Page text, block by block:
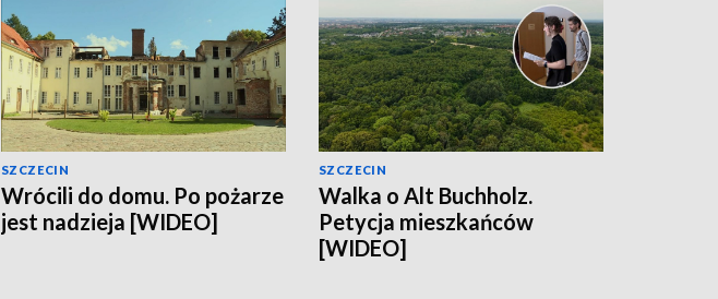
SZCZECIN
Wrócili do domu. Po pożarze
jest nadzieja [WIDEO]
SZCZECIN
Walka o Alt Buchholz.
Petycja mieszkańców
[WIDEO]